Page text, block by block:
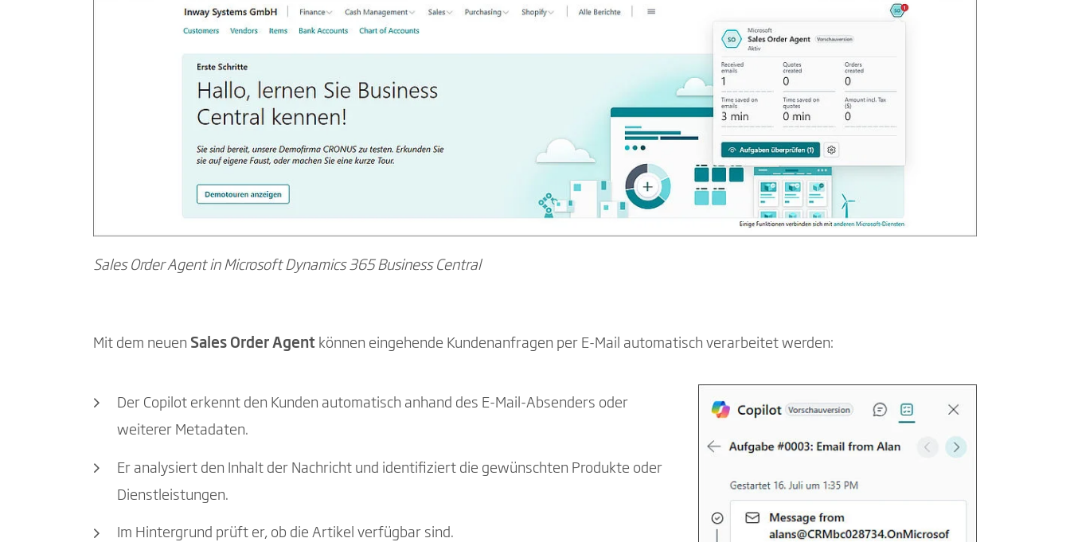
Sales Order Agent in Microsoft Dynamics 365 Business Central
Mit dem neuen Sales Order Agent können eingehende Kundenanfragen per E-Mail automatisch verarbeitet werden:
Der Copilot erkennt den Kunden automatisch anhand des E-Mail-Absenders oder
weiterer Metadaten.
Er analysiert den Inhalt der Nachricht und identifiziert die gewünschten Produkte oder
Dienstleistungen.
Im Hintergrund prüft er, ob die Artikel verfügbar sind.